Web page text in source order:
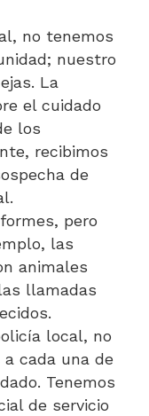
no tenemos
nuestro
La
el cuidado
los
recibimos
de
pero
las
animales
llamadas
local, no
cada una de
Tenemos
de servicio